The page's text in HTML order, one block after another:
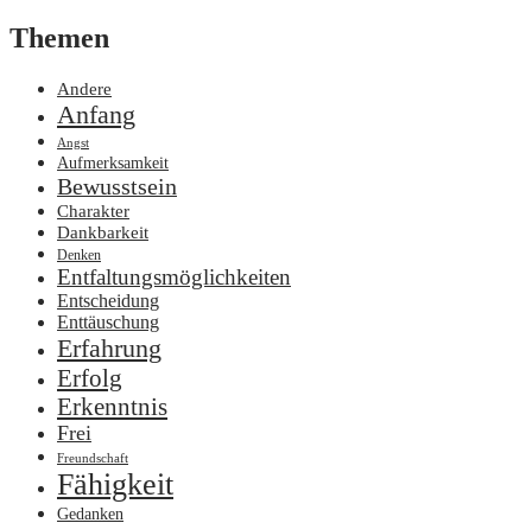
Themen
Andere
Anfang
Angst
Aufmerksamkeit
Bewusstsein
Charakter
Dankbarkeit
Denken
Entfaltungsmöglichkeiten
Entscheidung
Enttäuschung
Erfahrung
Erfolg
Erkenntnis
Frei
Freundschaft
Fähigkeit
Gedanken